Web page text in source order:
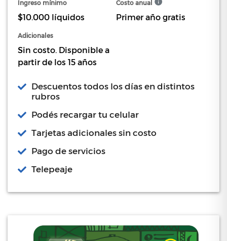
Ingreso mínimo
$10.000 líquidos
Costo anual
Primer año gratis
Adicionales
Sin costo. Disponible a
partir de los 15 años
Descuentos todos los días en distintos
rubros
Podés recargar tu celular
Tarjetas adicionales sin costo
Pago de servicios
Telepeaje